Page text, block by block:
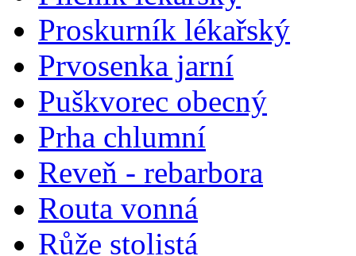
Proskurník lékařský
Prvosenka jarní
Puškvorec obecný
Prha chlumní
Reveň - rebarbora
Routa vonná
Růže stolistá